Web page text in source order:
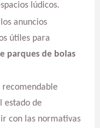
lúdicos.
anuncios
útiles para
parques de bolas
recomendable
estado de
con las normativas